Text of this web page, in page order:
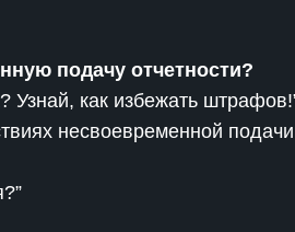
подачу отчетности?
Узнай, как избежать
несвоевременной подачи